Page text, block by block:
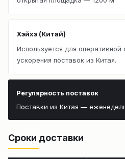
Хэйхэ (Китай)
Используется для оперативной
ускорения поставок из Китая.
Регулярность поставок
Поставки из Китая —
Сроки доставки